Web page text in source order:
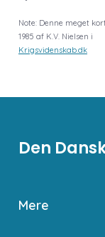
Note: Denne meget
1985 af K.V. Nielsen i
Krigsvidenskab.dk
Den
Mere